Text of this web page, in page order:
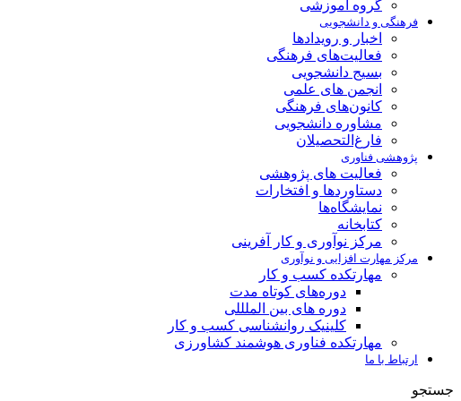
گروه آموزشی
فرهنگی و دانشجویی
اخبار و رویدادها
فعالیت‌های فرهنگی
بسیج دانشجویی
انجمن های علمی
کانون‌های فرهنگی
مشاوره دانشجویی
فارغ‌التحصیلان
پژوهشی فناوری
فعالیت های پژوهشی
دستاوردها و افتخارات
نمایشگاه‌ها
کتابخانه
مرکز نوآوری و کار آفرینی
مرکز مهارت افزایی و نوآوری
مهارتکده کسب و کار
دوره‌های کوتاه مدت
دوره های بین الملللی
کلینیک روانشناسی کسب و کار
مهارتکده فناوری هوشمند کشاورزی
ارتباط با ما
جستجو